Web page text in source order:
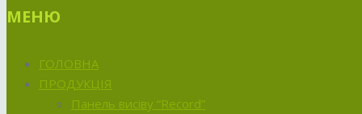
МЕНЮ
ГОЛОВНА
ПРОДУКЦІЯ
Панель висіву “Record”